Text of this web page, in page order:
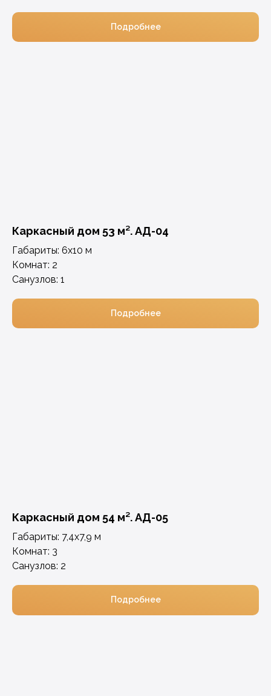
Подробнее
Каркасный дом 53 м². АД-04
Габариты: 6х10 м
Комнат: 2
Санузлов: 1
Подробнее
Каркасный дом 54 м². АД-05
Габариты: 7,4х7,9 м
Комнат: 3
Санузлов: 2
Подробнее